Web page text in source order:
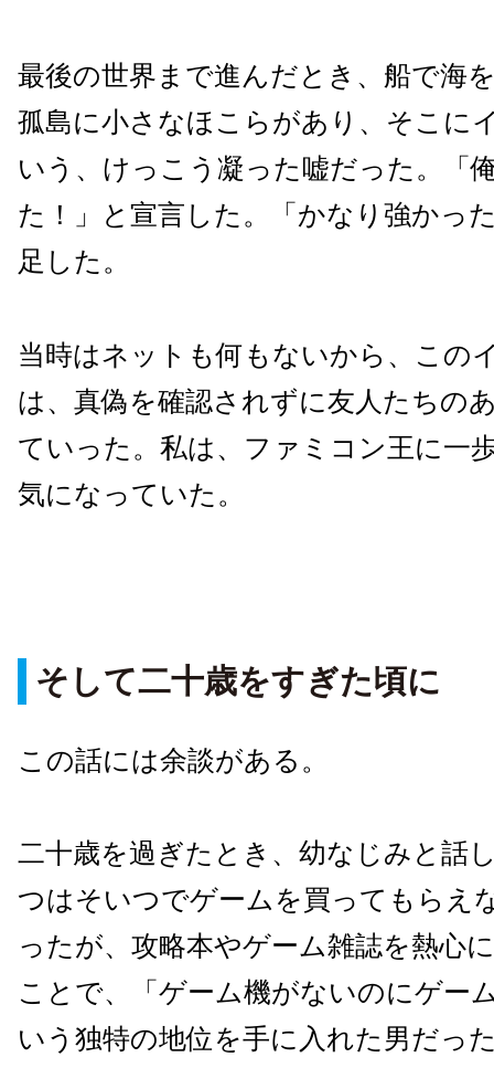
最後の世界まで進んだとき、船で海
孤島に小さなほこらがあり、そこに
いう、けっこう凝った嘘だった。「
た！」と宣言した。「かなり強かっ
足した。
当時はネットも何もないから、この
は、真偽を確認されずに友人たちの
ていった。私は、ファミコン王に一
気になっていた。
そして二十歳をすぎた頃に
この話には余談がある。
二十歳を過ぎたとき、幼なじみと話
つはそいつでゲームを買ってもらえ
ったが、攻略本やゲーム雑誌を熱心
ことで、「ゲーム機がないのにゲー
いう独特の地位を手に入れた男だっ